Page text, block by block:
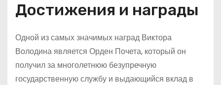
Достижения и награды
Одной из самых значимых наград Виктора
Володина является Орден Почета, который он
получил за многолетнюю безупречную
государственную службу и выдающийся вклад в